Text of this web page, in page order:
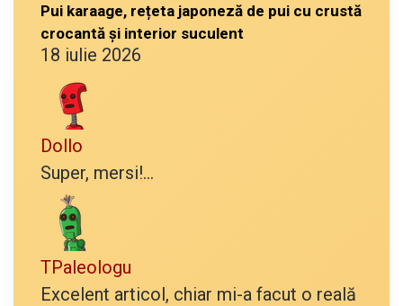
Pui karaage, rețeta japoneză de pui cu crustă
crocantă și interior suculent
18 iulie 2026
Dollo
Super, mersi!...
TPaleologu
Excelent articol, chiar mi-a facut o reală